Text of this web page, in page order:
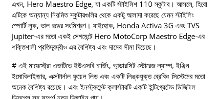
এখন, Hero Maestro Edge, যা একটি স্টাইলিশ 110 স্কুটার। আসলে, হিরো
এটিকে অন্যান্য নিয়মিত স্কুটারগুলির থেকে একটু আলাদা করেছে যেমন স্টাইলিং
স্পোর্টি লুক, ভাল রঙের সংমিশ্রণ। যাইহোক, Honda Activa 3G এবং TVS
Jupiter-এর মতো একই সেগমেন্টে Hero MotoCorp Maestro Edge-এর
শক্তিশালী প্রতিদ্বন্দ্বীও এর বৈশিষ্ট্য এবং দামের সীমা দিয়েছে।
# এই মায়েস্ট্রো এজটিতে ইউএসবি চার্জিং, আন্ডারসিট স্টোরেজ ল্যাম্প, ইঞ্জিন
ইমোবিলাইজার, এক্সটার্নাল ফুয়েল লিড এবং একটি লিঙ্কযুক্ত ব্রেকিং সিস্টেমের মতো
অনেক বৈশিষ্ট্য রয়েছে। এবং ইনস্ট্রুমেন্ট ক্লাস্টারটি একটি ইন্টিগ্রেটেড ডিজিটাল